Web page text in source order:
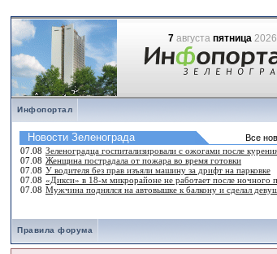
7 августапятница 2026
Инфопортал
Правила форума